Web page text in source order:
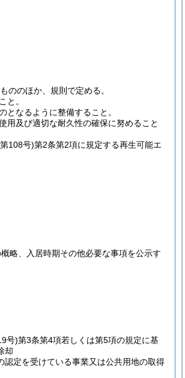
ののほか、規則で定める。
と。
なるように整備すること。
用及び適切な耐久性の確保に努めること
108号)第2条第2項に規定する再生可能エ
略、入居時期その他必要な事項を公示す
号)第3条第4項若しくは第5項の規定に基
却
認定を受けている事業又は公共用地の取得